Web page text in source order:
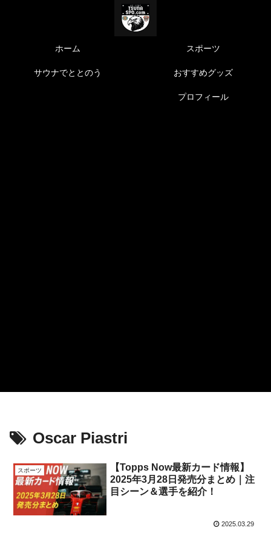
ホーム スポーツ
サウナでととのう おすすめグッズ
プロフィール
Oscar Piastri
スポーツ
【Topps Now最新カード情報】
2025年3月28日発売分まとめ｜注
目シーン＆選手を紹介！
2025.03.29